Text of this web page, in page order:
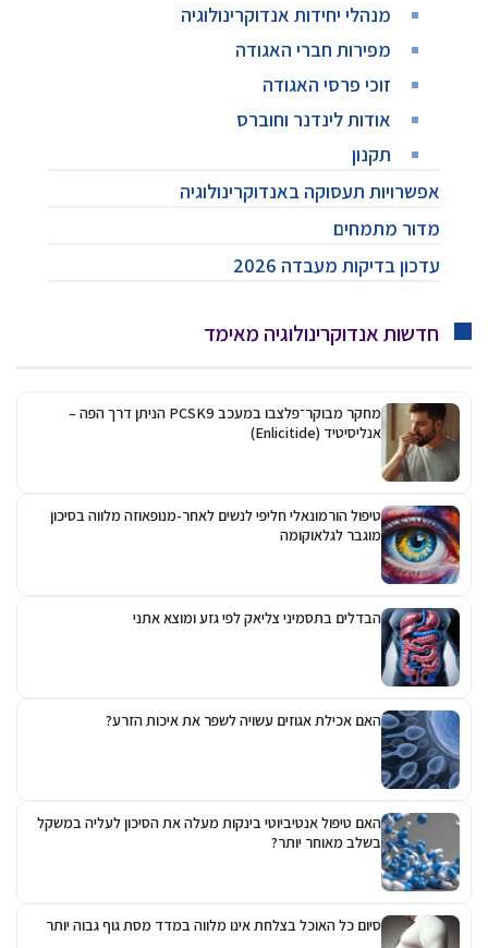
מנהלי יחידות אנדוקרינולוגיה
מפירות חברי האגודה
זוכי פרסי האגודה
אודות לינדנר וחוברס
תקנון
אפשרויות תעסוקה באנדוקרינולוגיה
מדור מתמחים
עדכון בדיקות מעבדה 2026
חדשות אנדוקרינולוגיה מאימד
מחקר מבוקר־פלצבו במעכב PCSK9 הניתן דרך הפה –
אנליסיטיד (Enlicitide)
טיפול הורמונאלי חליפי לנשים לאחר-מנופאוזה מלווה בסיכון
מוגבר לגלאוקומה
הבדלים בתסמיני צליאק לפי גזע ומוצא אתני
האם אכילת אגוזים עשויה לשפר את איכות הזרע?
האם טיפול אנטיביוטי בינקות מעלה את הסיכון לעליה במשקל
בשלב מאוחר יותר?
סיום כל האוכל בצלחת אינו מלווה במדד מסת גוף גבוה יותר